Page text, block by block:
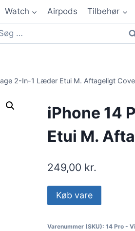
Watch Airpods Tilbehør
2-In-1 Læder Etui M. Aftageligt
iPhone 14
Etui M.
249,00 kr.
Køb vare
Varenummer (SKU): 14 Pro -